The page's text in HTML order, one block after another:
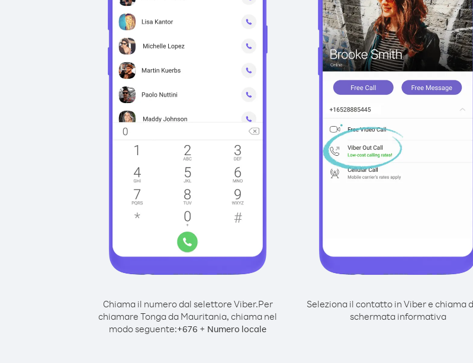
Chiama il numero dal selettore Viber.Per
chiamare Tonga da Mauritania, chiama nel
modo seguente:+676 + Numero locale
Seleziona il contatto in Viber e chiama
schermata informativa